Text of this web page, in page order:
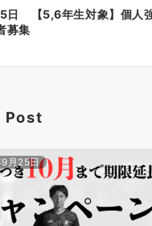
日 【5,6年生対象】個人
募集
Post
月25日